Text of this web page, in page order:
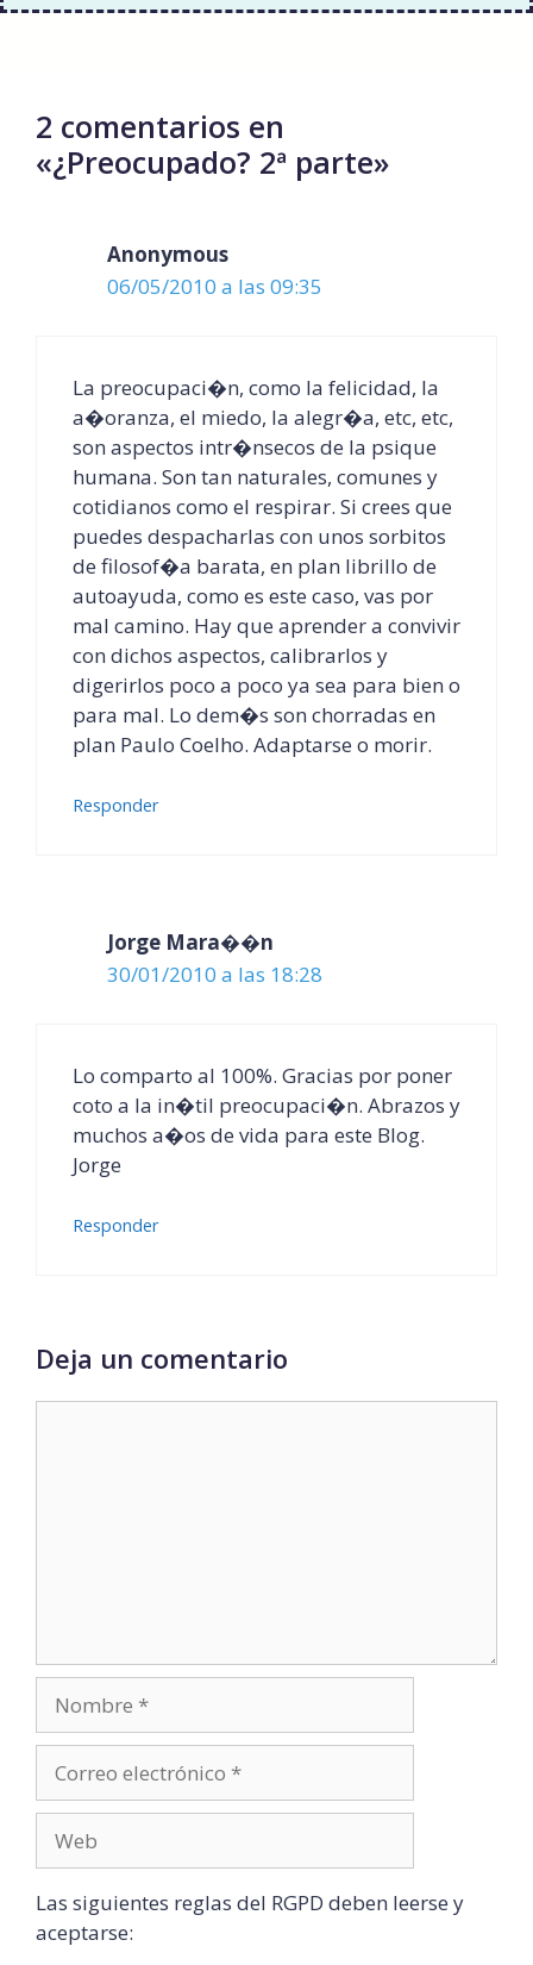
2 comentarios en
«¿Preocupado? 2ª parte»
Anonymous
06/05/2010 a las 09:35
La preocupaci�n, como la felicidad, la
a�oranza, el miedo, la alegr�a, etc, etc,
son aspectos intr�nsecos de la psique
humana. Son tan naturales, comunes y
cotidianos como el respirar. Si crees que
puedes despacharlas con unos sorbitos
de filosof�a barata, en plan librillo de
autoayuda, como es este caso, vas por
mal camino. Hay que aprender a convivir
con dichos aspectos, calibrarlos y
digerirlos poco a poco ya sea para bien o
para mal. Lo dem�s son chorradas en
plan Paulo Coelho. Adaptarse o morir.
Responder
Jorge Mara��n
30/01/2010 a las 18:28
Lo comparto al 100%. Gracias por poner
coto a la in�til preocupaci�n. Abrazos y
muchos a�os de vida para este Blog.
Jorge
Responder
Deja un comentario
Las siguientes reglas del RGPD deben leerse y
aceptarse: